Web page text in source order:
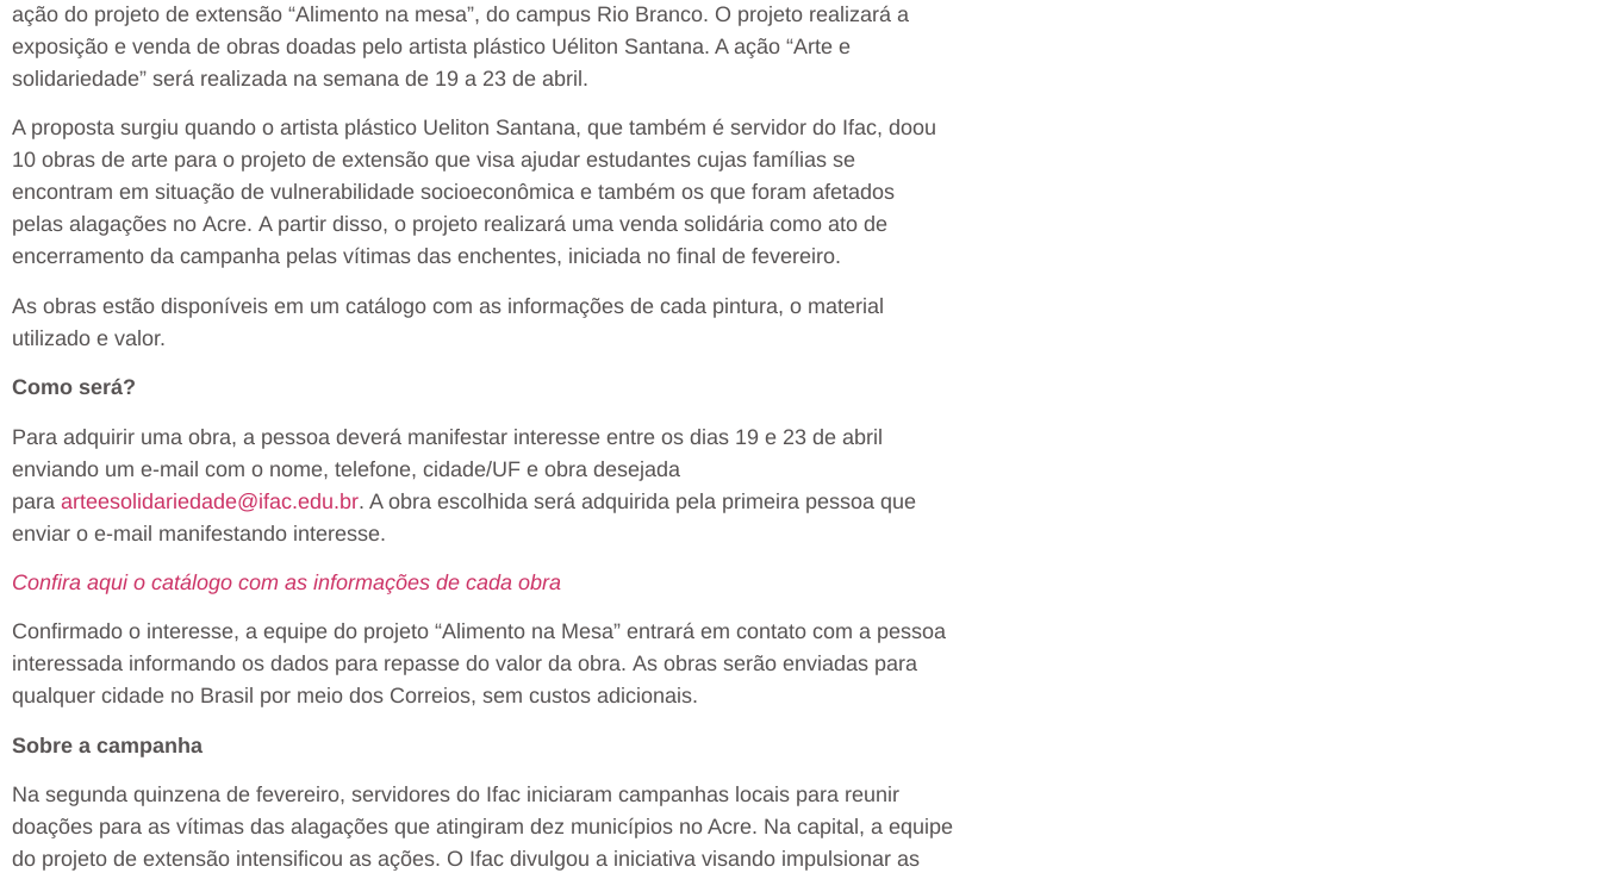
ação do projeto de extensão “Alimento na mesa”, do campus Rio Branco. O projeto realizará a
exposição e venda de obras doadas pelo artista plástico Uéliton Santana. A ação “Arte e
solidariedade” será realizada na semana de 19 a 23 de abril.
A proposta surgiu quando o artista plástico Ueliton Santana, que também é servidor do Ifac, doou
10 obras de arte para o projeto de extensão que visa ajudar estudantes cujas famílias se
encontram em situação de vulnerabilidade socioeconômica e também os que foram afetados
pelas alagações no Acre. A partir disso, o projeto realizará uma venda solidária como ato de
encerramento da campanha pelas vítimas das enchentes, iniciada no final de fevereiro.
As obras estão disponíveis em um catálogo com as informações de cada pintura, o material
utilizado e valor.
Como será?
Para adquirir uma obra, a pessoa deverá manifestar interesse entre os dias 19 e 23 de abril
enviando um e-mail com o nome, telefone, cidade/UF e obra desejada
para arteesolidariedade@ifac.edu.br. A obra escolhida será adquirida pela primeira pessoa que
enviar o e-mail manifestando interesse.
Confira aqui o catálogo com as informações de cada obra
Confirmado o interesse, a equipe do projeto “Alimento na Mesa” entrará em contato com a pessoa
interessada informando os dados para repasse do valor da obra. As obras serão enviadas para
qualquer cidade no Brasil por meio dos Correios, sem custos adicionais.
Sobre a campanha
Na segunda quinzena de fevereiro, servidores do Ifac iniciaram campanhas locais para reunir
doações para as vítimas das alagações que atingiram dez municípios no Acre. Na capital, a equipe
do projeto de extensão intensificou as ações. O Ifac divulgou a iniciativa visando impulsionar as